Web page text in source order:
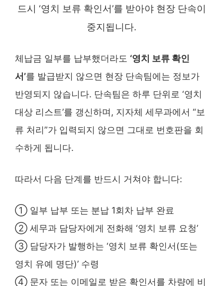
드시 ‘영치 보류 확인서’를 받아야 현장 단속이
중지됩니다.
체납금 일부를 납부했더라도 ‘영치 보류 확인
서’를 발급받지 않으면 현장 단속팀에는 정보가
반영되지 않습니다. 단속팀은 하루 단위로 ‘영치
대상 리스트’를 갱신하며, 지자체 세무과에서 “보
류 처리”가 입력되지 않으면 그대로 번호판을 회
수하게 됩니다.
따라서 다음 단계를 반드시 거쳐야 합니다:
① 일부 납부 또는 분납 1회차 납부 완료
② 세무과 담당자에게 전화해 ‘영치 보류 요청’
③ 담당자가 발행하는 ‘영치 보류 확인서(또는
영치 유예 명단)’ 수령
④ 문자 또는 이메일로 받은 확인서를 차량에 비